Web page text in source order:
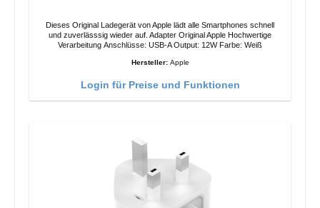
Dieses Original Ladegerät von Apple lädt alle Smartphones schnell
und zuverlässsig wieder auf. Adapter Original Apple Hochwertige
Verarbeitung Anschlüsse: USB-A Output: 12W Farbe: Weiß
Hersteller: Apple
Login für Preise und Funktionen